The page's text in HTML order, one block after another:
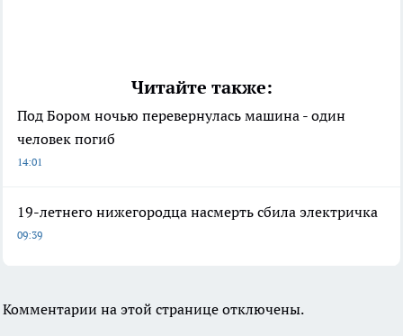
Читайте также:
Под Бором ночью перевернулась машина - один
человек погиб
14:01
19-летнего нижегородца насмерть сбила электричка
09:39
Комментарии на этой странице отключены.